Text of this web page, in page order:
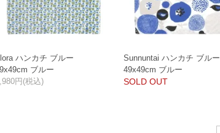
ハンカチ ブルー
ブルー
円(税込)
Sunnuntai ハンカチ ブルー
49x49cm ブルー
SOLD OUT